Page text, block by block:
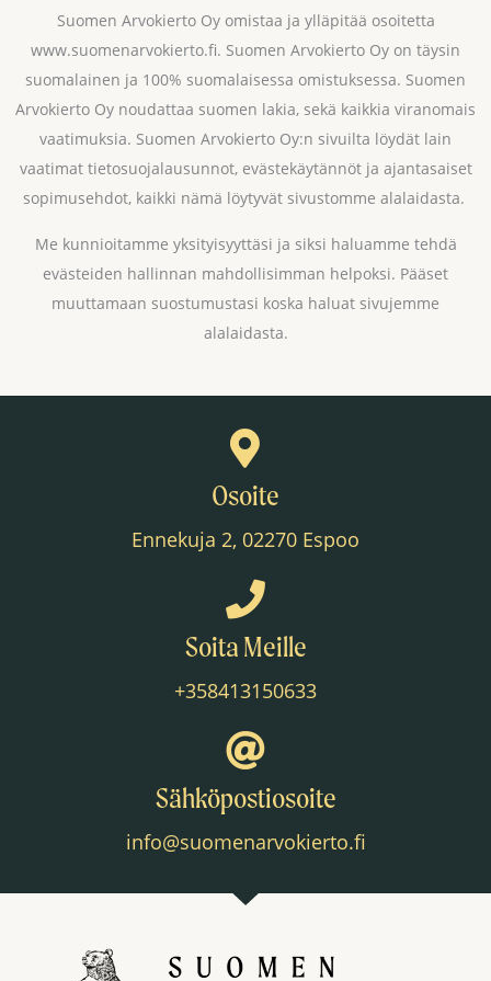
Suomen Arvokierto Oy omistaa ja ylläpitää osoitetta
www.suomenarvokierto.fi. Suomen Arvokierto Oy on täysin
suomalainen ja 100% suomalaisessa omistuksessa. Suomen
Arvokierto Oy noudattaa suomen lakia, sekä kaikkia viranomais
vaatimuksia. Suomen Arvokierto Oy:n sivuilta löydät lain
vaatimat tietosuojalausunnot, evästekäytännöt ja ajantasaiset
sopimusehdot, kaikki nämä löytyvät sivustomme alalaidasta.
Me kunnioitamme yksityisyyttäsi ja siksi haluamme tehdä
evästeiden hallinnan mahdollisimman helpoksi. Pääset
muuttamaan suostumustasi koska haluat sivujemme
alalaidasta.
Osoite
Ennekuja 2, 02270 Espoo
Soita Meille
+358413150633
Sähköpostiosoite
info@suomenarvokierto.fi